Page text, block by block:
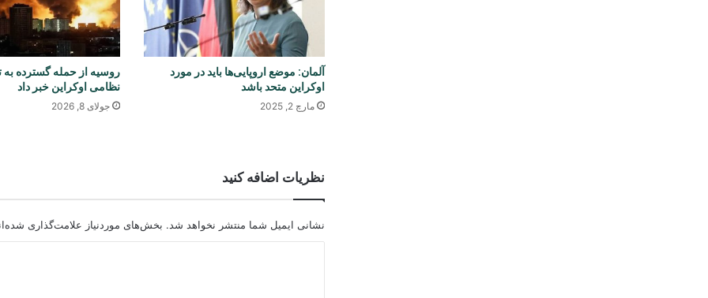
آلمان: موضع اروپایی‌ها باید در مورد
اوکراین متحد باشد
مارچ 2, 2025
روسیه از حمله گسترده
نظامی اوکراین خبر داد
جولای 8, 2026
نظریات اضافه کنید
نشانی ایمیل شما منتشر نخواهد شد. بخش‌های موردنیاز علامت‌گذاری